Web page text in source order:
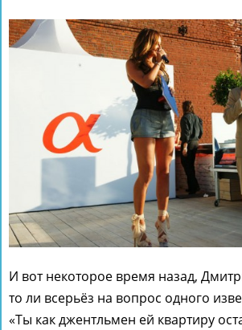
И вот некоторое время назад,
то ли всерьёз на вопрос одного
«Ты как джентльмен ей квартиру